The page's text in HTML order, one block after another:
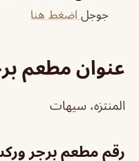
جوجل اضغط هنا
عنوان مطعم
المنتزه، سيهات
رقم مطعم برجر